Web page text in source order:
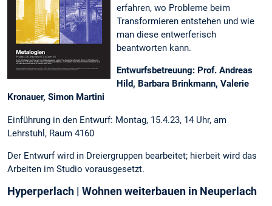
erfahren, wo Probleme beim
Transformieren entstehen und wie
man diese entwerferisch
beantworten kann.
Entwurfsbetreuung: Prof. Andreas
Hild, Barbara Brinkmann, Valerie
Kronauer, Simon Martini
Einführung in den Entwurf: Montag, 15.4.23, 14 Uhr, am
Lehrstuhl, Raum 4160
Der Entwurf wird in Dreiergruppen bearbeitet; hierbeit wird das
Arbeiten im Studio vorausgesetzt.
Hyperperlach | Wohnen weiterbauen in Neuperlach